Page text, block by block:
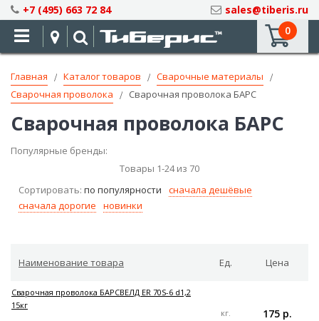
Skip
to
Content
+7 (495) 663 72 84
sales@tiberis.ru
0
Главная Каталог товаров
Сварочные материалы
Сварочная проволока
Сварочная проволока БАРС
Сварочная проволока БАРС
Популярные бренды:
Товары 1-24из 70
Сортировать: по популярности
сначала дешёвые
сначала дорогие
новинки
Наименование товара Ед. Цена
Сварочная проволока БАРСВЕЛД ER 70S-6 d1,2
15кг
кг. 175 р.